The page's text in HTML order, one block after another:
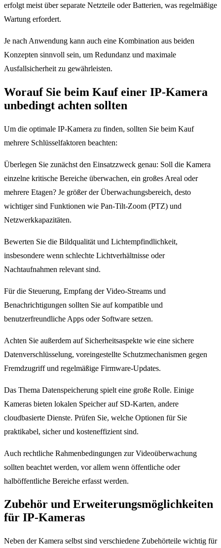
erfolgt meist über separate Netzteile oder Batterien, was regelmäßige
Wartung erfordert.
Je nach Anwendung kann auch eine Kombination aus beiden
Konzepten sinnvoll sein, um Redundanz und maximale
Ausfallsicherheit zu gewährleisten.
Worauf Sie beim Kauf einer IP-Kamera
unbedingt achten sollten
Um die optimale IP-Kamera zu finden, sollten Sie beim Kauf
mehrere Schlüsselfaktoren beachten:
Überlegen Sie zunächst den Einsatzzweck genau: Soll die Kamera
einzelne kritische Bereiche überwachen, ein großes Areal oder
mehrere Etagen? Je größer der Überwachungsbereich, desto
wichtiger sind Funktionen wie Pan-Tilt-Zoom (PTZ) und
Netzwerkkapazitäten.
Bewerten Sie die Bildqualität und Lichtempfindlichkeit,
insbesondere wenn schlechte Lichtverhältnisse oder
Nachtaufnahmen relevant sind.
Für die Steuerung, Empfang der Video-Streams und
Benachrichtigungen sollten Sie auf kompatible und
benutzerfreundliche Apps oder Software setzen.
Achten Sie außerdem auf Sicherheitsaspekte wie eine sichere
Datenverschlüsselung, voreingestellte Schutzmechanismen gegen
Fremdzugriff und regelmäßige Firmware-Updates.
Das Thema Datenspeicherung spielt eine große Rolle. Einige
Kameras bieten lokalen Speicher auf SD-Karten, andere
cloudbasierte Dienste. Prüfen Sie, welche Optionen für Sie
praktikabel, sicher und kosteneffizient sind.
Auch rechtliche Rahmenbedingungen zur Videoüberwachung
sollten beachtet werden, vor allem wenn öffentliche oder
halböffentliche Bereiche erfasst werden.
Zubehör und Erweiterungsmöglichkeiten
für IP-Kameras
Neben der Kamera selbst sind verschiedene Zubehörteile wichtig für